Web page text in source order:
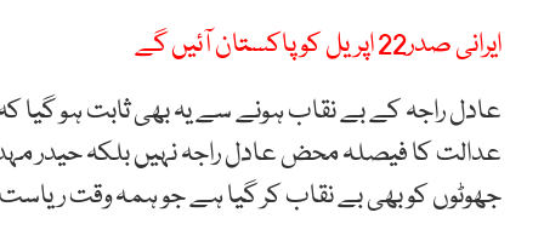
ایرانی صدر22 اپریل کو پاکستان آئیں گے
عادل راجہ کے بے نقاب ہونے سے یہ بھی ثابت ہو
عدالت کا فیصلہ محض عادل راجہ نہیں بلکہ حیدر
جھوٹوں کو بھی بے نقاب کر گیا ہے جو ہمہ وقت